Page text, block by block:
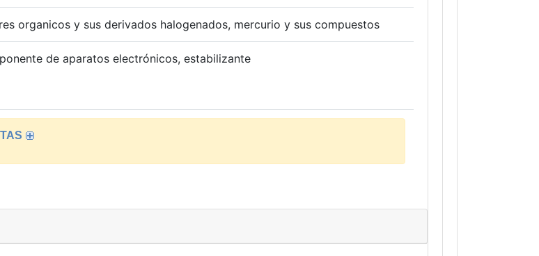
organicos y sus derivados halogenados, mercurio y sus compuestos
de aparatos electrónicos, estabilizante